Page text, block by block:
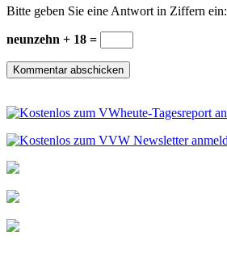
Bitte geben Sie eine Antwort in Ziffern ein:
neunzehn + 18 =